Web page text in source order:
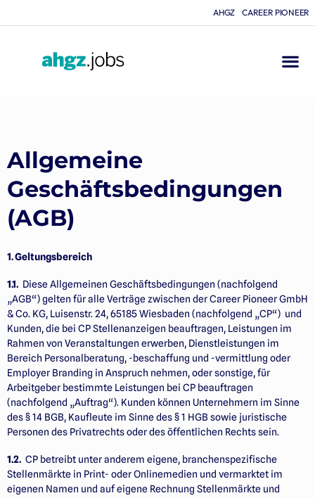
AHGZ CAREER PIONEER
Allgemeine
Geschäftsbedingungen
(AGB)
1. Geltungsbereich
1.1. Diese Allgemeinen Geschäftsbedingungen (nachfolgend
„AGB“) gelten für alle Verträge zwischen der Career Pioneer GmbH
& Co. KG, Luisenstr. 24, 65185 Wiesbaden (nachfolgend „CP“) und
Kunden, die bei CP Stellenanzeigen beauftragen, Leistungen im
Rahmen von Veranstaltungen erwerben, Dienst­leistungen im
Bereich Personalberatung, -beschaffung und -ver­mittlung oder
Employer Branding in Anspruch nehmen, oder sonstige, für
Arbeitgeber bestimmte Leistungen bei CP beauftragen
(nachfolgend „Auftrag“). Kunden können Unternehmern im Sinne
des § 14 BGB, Kaufleute im Sinne des § 1 HGB sowie juristische
Personen des Privatrechts oder des öffentlichen Rechts sein.
1.2. CP betreibt unter anderem eigene, branchenspezifische
Stellenmärkte in Print- oder Onlinemedien und vermarktet im
eigenen Namen und auf eigene Rechnung Stellenmärkte und